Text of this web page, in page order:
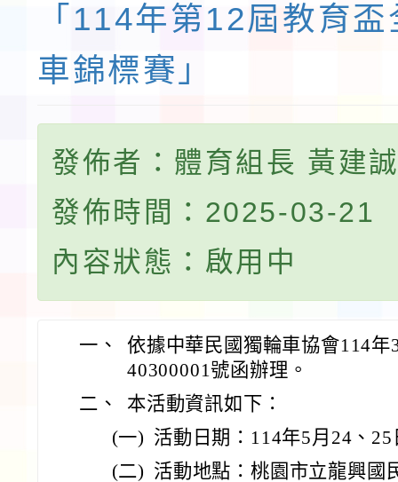
「114年第12屆教育
車錦標賽」
發佈者：體育組長 黃建
發佈時間：2025-03-21
內容狀態：啟用中
一、
依據中華民國獨輪車協會114
40300001號函辦理。
二、
本活動資訊如下：
(一) 活動日期：114年5月24、25
(二) 活動地點：桃園市立龍興國